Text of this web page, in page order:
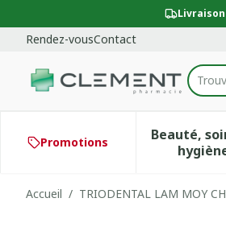
Rendez-vousContact
Promotions
Beauté,
Accueil / TRIODENTAL LAM MOY